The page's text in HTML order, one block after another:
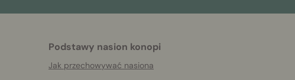
Podstawy nasion konopi
Jak przechowywać nasiona